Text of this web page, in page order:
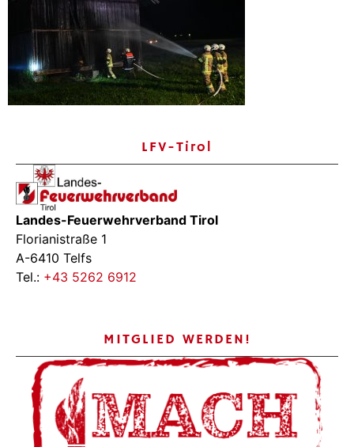
LFV-Tirol
Landes-Feuerwehrverband Tirol
Florianistraße 1
A-6410 Telfs
Tel.: +43 5262 6912
MITGLIED WERDEN!